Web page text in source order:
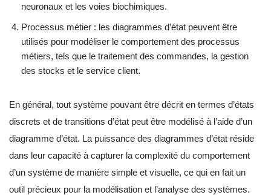
neuronaux et les voies biochimiques.
Processus métier : les diagrammes d’état peuvent être
utilisés pour modéliser le comportement des processus
métiers, tels que le traitement des commandes, la gestion
des stocks et le service client.
En général, tout système pouvant être décrit en termes d’états
discrets et de transitions d’état peut être modélisé à l’aide d’un
diagramme d’état. La puissance des diagrammes d’état réside
dans leur capacité à capturer la complexité du comportement
d’un système de manière simple et visuelle, ce qui en fait un
outil précieux pour la modélisation et l’analyse des systèmes.